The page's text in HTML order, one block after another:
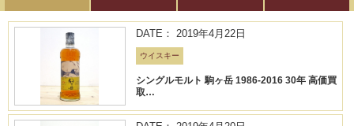
DATE： 2019年4月22日
ウイスキー
シングルモルト 駒ヶ岳 1986-2016 30年 高価買
取…